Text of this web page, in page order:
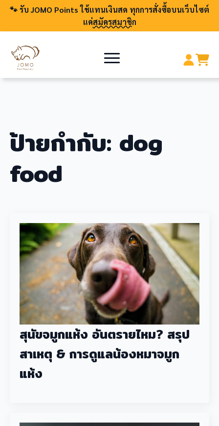
🐾 รับ JOMO Points ใช้แทนเงินสด ทุกการสั่งซื้อบนเว็บไซต์
แค่สมัครสมาชิก
ป้ายกำกับ: dog
food
สุนัขจมูกแห้ง อันตรายไหม? สรุป
สาเหตุ & การดูแลน้องหมาจมูก
แห้ง